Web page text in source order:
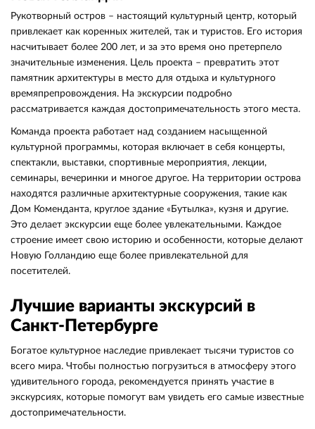
Рукотворный остров – настоящий культурный центр, который
привлекает как коренных жителей, так и туристов. Его история
насчитывает более 200 лет, и за это время оно претерпело
значительные изменения. Цель проекта – превратить этот
памятник архитектуры в место для отдыха и культурного
времяпрепровождения. На экскурсии подробно
рассматривается каждая достопримечательность этого места.
Команда проекта работает над созданием насыщенной
культурной программы, которая включает в себя концерты,
спектакли, выставки, спортивные мероприятия, лекции,
семинары, вечеринки и многое другое. На территории острова
находятся различные архитектурные сооружения, такие как
Дом Коменданта, круглое здание «Бутылка», кузня и другие.
Это делает экскурсии еще более увлекательными. Каждое
строение имеет свою историю и особенности, которые делают
Новую Голландию еще более привлекательной для
посетителей.
Лучшие варианты экскурсий в
Санкт-Петербурге
Богатое культурное наследие привлекает тысячи туристов со
всего мира. Чтобы полностью погрузиться в атмосферу этого
удивительного города, рекомендуется принять участие в
экскурсиях, которые помогут вам увидеть его самые известные
достопримечательности.